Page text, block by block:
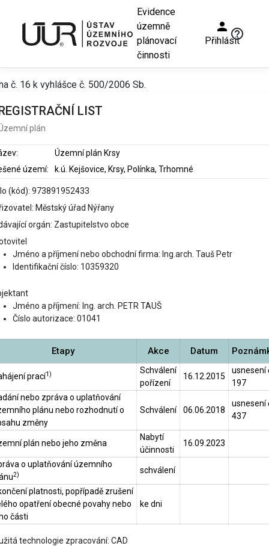
Evidence
územně
plánovací
činnosti
person
Přihlásit
help_outline
č. 16 k vyhlášce č. 500/2006 Sb.
LIST
plán
Územní plán Krsy
území:
k.ú. Kejšovice, Krsy, Polínka, Trhomné
(kód): 973891952433
Městský úřad Nýřany
orgán: Zastupitelstvo obce
Jméno a příjmení nebo obchodní firma: Ing.arch. Tauš Petr
Identifikační číslo: 10359320
Jméno a příjmení: Ing. arch. PETR TAUŠ
Číslo autorizace: 01041
Etapy Akce Datum
prací1)
Schválení
pořízení
16.12.2015
usnesení
197
nebo zpráva o uplatňování
plánu nebo rozhodnutí o
změny
Schválení 06.06.2018
usnesení
437
plán nebo jeho změna
Nabytí
účinnosti
16.09.2023
o uplatňování územního
2) schválení
platnosti, popřípadě zrušení
opatření obecné povahy nebo
části
ke dni
technologie zpracování: CAD